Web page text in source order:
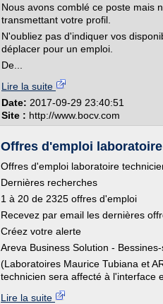
Nous avons comblé ce poste mais
transmettant votre profil.
N'oubliez pas d'indiquer vos
déplacer pour un emploi.
De...
Lire la suite
Date: 2017-09-29 23:40:51
Site : http://www.bocv.com
Offres d'emploi
Offres d'emploi laboratoire
Dernières recherches
1 à 20 de 2325 offres d'emploi
Recevez par email les dernières
Créez votre alerte
Areva Business Solution -
(Laboratoires Maurice Tubiana et
technicien sera affecté à l'interface
Lire la suite